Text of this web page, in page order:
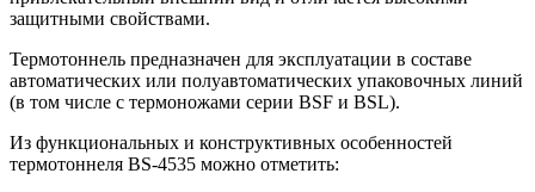
защитными свойствами.
Термотоннель предназначен для эксплуатации в составе
автоматических или полуавтоматических упаковочных линий
(в том числе с термоножами серии BSF и BSL).
Из функциональных и конструктивных особенностей
термотоннеля BS-4535 можно отметить: